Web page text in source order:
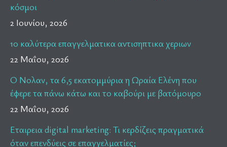
κόσμοι
2 Ιουνίου, 2026
10 καλύτερα επαγγελματικα αντισηπτικα χεριων
22 Μαΐου, 2026
Ο Νολαν, τα 6,5 εκατομμύρια η Ωραία Ελένη που
έφερε τα πάνω κάτω και το καβούρι με βατόμουρο
22 Μαΐου, 2026
Εταιρεια digital marketing: Τι κερδίζεις πραγματικά
όταν επενδύεις σε επαγγελματίες;